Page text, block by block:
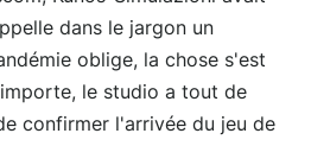
dans le jargon un
oblige, la chose s'est
le studio a tout de
confirmer l'arrivée du jeu de